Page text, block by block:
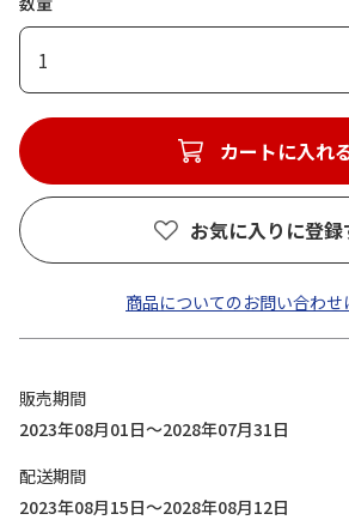
1
カートに入れ
お気に入りに登録
商品についてのお問い合わせ
販売期間
2023年08月01日～2028年07月31日
配送期間
2023年08月15日～2028年08月12日